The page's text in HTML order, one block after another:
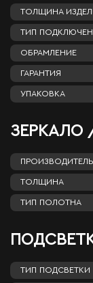
ТОЛЩИНА
ТИП
ОБРАМЛЕНИЕ
ГАРАНТИЯ
УПАКОВКА
ЗЕРКАЛО
ПРОИЗВОДИТЕЛЬ
ТОЛЩИНА
ТИП ПОЛОТНА
ТИП ПОДСВЕТКИ